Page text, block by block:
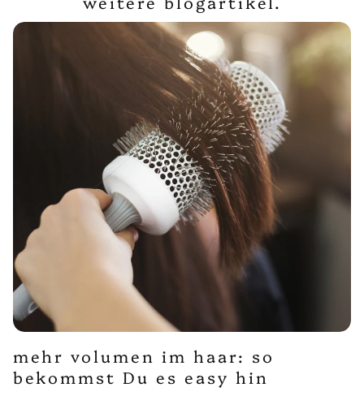
mehr volumen im haar: so
bekommst Du es easy hin